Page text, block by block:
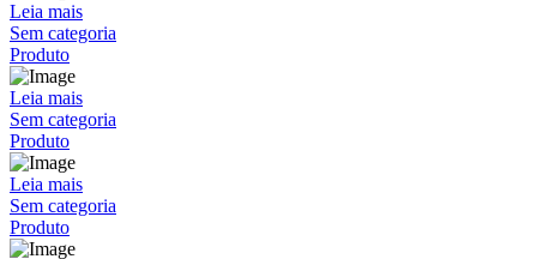
Leia mais
Sem categoria
Produto
Leia mais
Sem categoria
Produto
Leia mais
Sem categoria
Produto